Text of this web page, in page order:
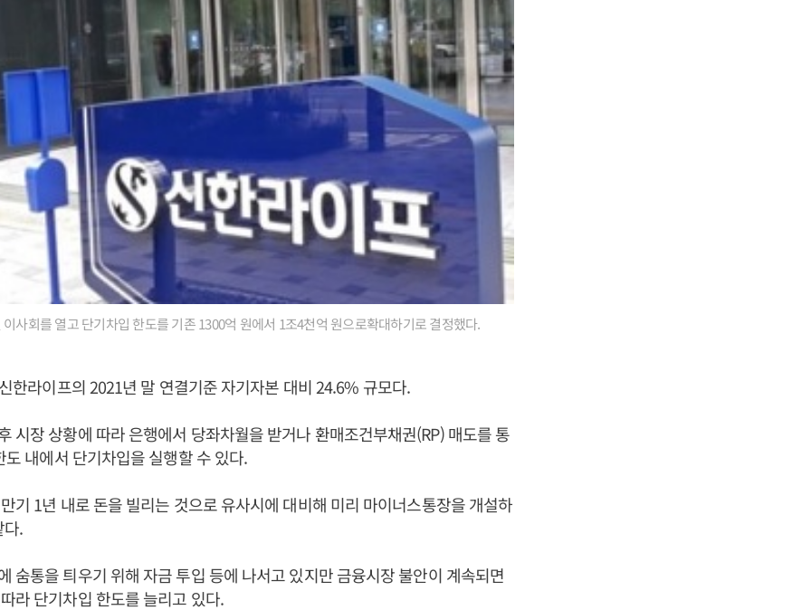
사회를 열고 단기차입 한도를 기존 1300억 원에서 1조4천억 원으로확대하기로 결정했다.
한라이프의 2021년 말 연결기준 자기자본 대비 24.6% 규모다.
시장 상황에 따라 은행에서 당좌차월을 받거나 환매조건부채권(RP) 매도를 통
내에서 단기차입을 실행할 수 있다.
기 1년 내로 돈을 빌리는 것으로 유사시에 대비해 미리 마이너스통장을 개설하
.
숨통을 틔우기 위해 자금 투입 등에 나서고 있지만 금융시장 불안이 계속되면
라 단기차입 한도를 늘리고 있다.